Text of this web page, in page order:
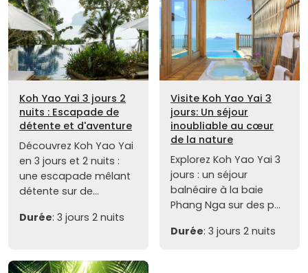
Koh Yao Yai 3 jours 2
nuits : Escapade de
détente et d'aventure
Découvrez Koh Yao Yai
en 3 jours et 2 nuits :
une escapade mêlant
détente sur de...
Durée: 3 jours 2 nuits
Visite Koh Yao Yai 3
jours: Un séjour
inoubliable au cœur
de la nature
Explorez Koh Yao Yai 3
jours : un séjour
balnéaire à la baie
Phang Nga sur des p...
Durée: 3 jours 2 nuits